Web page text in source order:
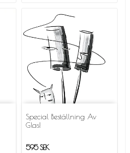
Special Beställning Av
Glas!
595 SEK